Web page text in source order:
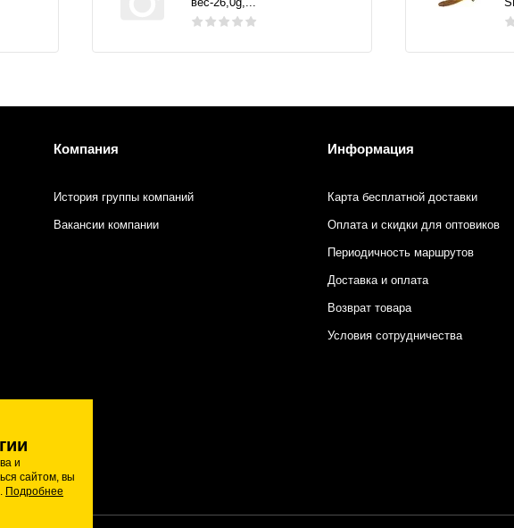
Компания
История группы компаний
Вакансии компании
Информация
Карта бесплатной доставки
Оплата и скидки для оптовиков
Периодичность маршрутов
Доставка и оплата
Возврат товара
Условия сотрудничества
и
сайтом, вы
Подробнее